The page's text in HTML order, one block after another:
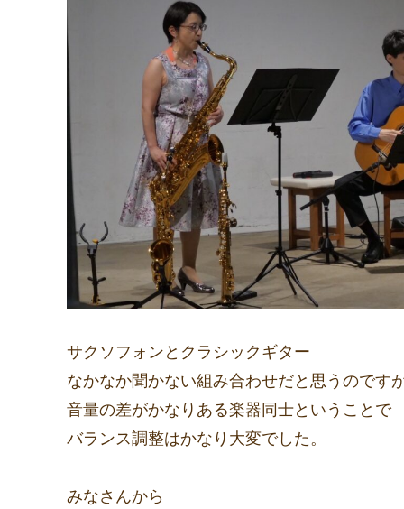
サクソフォンとクラシックギター
なかなか聞かない組み合わせだと思うのです
音量の差がかなりある楽器同士ということで
バランス調整はかなり大変でした。
みなさんから